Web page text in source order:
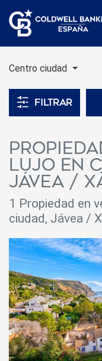
Centro ciudad
Filtrar
Propiedades en venta de
lujo en
Jávea /
1 Propiedad en
ciudad, Jávea /